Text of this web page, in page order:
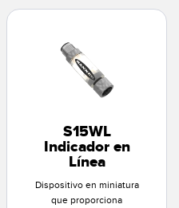
de Haz Ancho
S15WL
Indicador en
Línea
Dispositivo en miniatura
que proporciona